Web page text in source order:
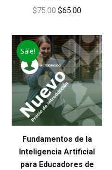
$75.00 Original
was:
$75.00.
$65.00Current
is:
$65.00.
Sale!
Fundamentos de la
Inteligencia Artificial
para Educadores de